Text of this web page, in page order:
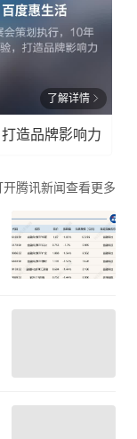
了解详情
造品牌影响力
开腾讯新闻查看更多